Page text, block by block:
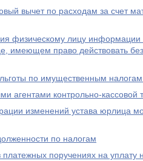
вычет по расходам за счет
физическому лицу информации
имеющем право действовать
по имущественным
агентами контрольно-кассовой
изменений устава юрлица
по налогам
поручениях на уплату